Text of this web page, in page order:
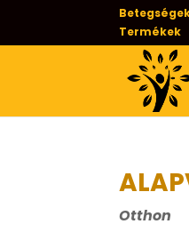
Termékek
Otthon